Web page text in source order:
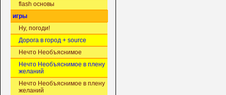
flash основы
игры
Ну, погоди!
Дорога в город + source
Нечто Необъяснимое
Нечто Необъяснимое в плену
желаний
Нечто Необъяснимое в плену
желаний